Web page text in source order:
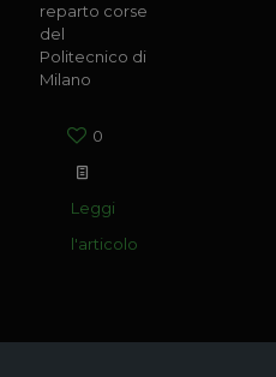
reparto corse
del
Politecnico di
Milano
0
Leggi
l'articolo